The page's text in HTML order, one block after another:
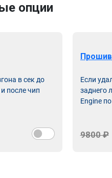
опции
в сек до
после чип
Если
заднего
Engine
9800 ₽